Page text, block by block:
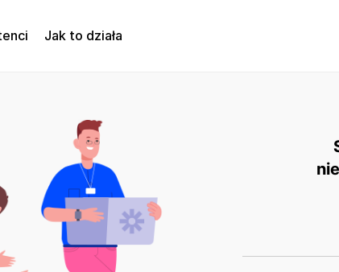
Jak to działa